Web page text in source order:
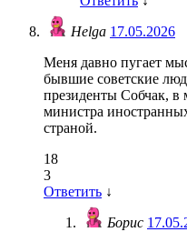
Helga 17.05.2026
Меня давно пугает
бывшие советские
президенты Собчак, в
министра
страной.
18
3
Ответить ↓
Борис